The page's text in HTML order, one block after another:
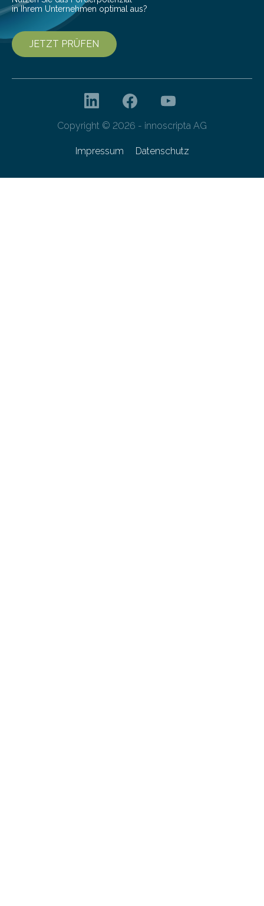
in Ihrem Unternehmen optimal aus?
JETZT PRÜFEN
Copyright © 2026 - innoscripta AG
Impressum Datenschutz